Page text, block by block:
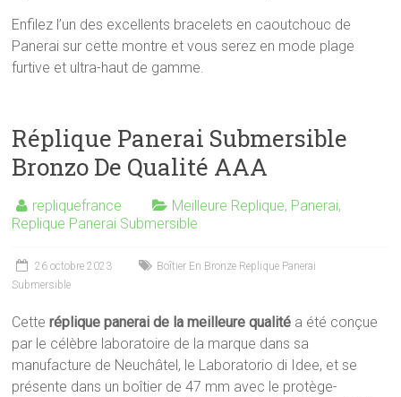
Enfilez l’un des excellents bracelets en caoutchouc de
Panerai sur cette montre et vous serez en mode plage
furtive et ultra-haut de gamme.
Réplique Panerai Submersible
Bronzo De Qualité AAA
repliquefrance Meilleure Replique, Panerai,
Replique Panerai Submersible
26 octobre 2023
Boîtier En Bronze Replique Panerai
Submersible
Cetteréplique panerai de la meilleure qualité a été conçue
par le célèbre laboratoire de la marque dans sa
manufacture de Neuchâtel, le Laboratorio di Idee, et se
présente dans un boîtier de 47 mm avec le protège-